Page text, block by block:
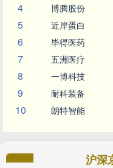
4 博腾股份
5 近岸蛋白
6 毕得医药
7 五洲医疗
8 一博科技
9 耐科装备
10 朗特智能
沪深